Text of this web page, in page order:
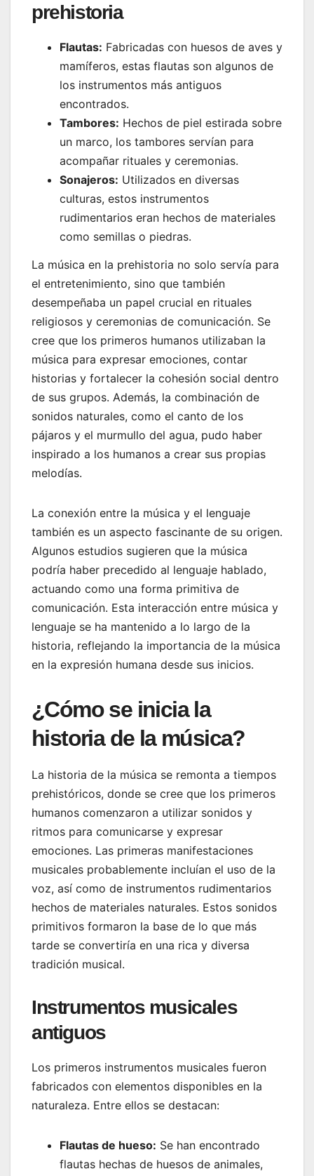
prehistoria
Flautas: Fabricadas con huesos de aves y
mamíferos, estas flautas son algunos de
los instrumentos más antiguos
encontrados.
Tambores: Hechos de piel estirada sobre
un marco, los tambores servían para
acompañar rituales y ceremonias.
Sonajeros: Utilizados en diversas
culturas, estos instrumentos
rudimentarios eran hechos de materiales
como semillas o piedras.
La música en la prehistoria no solo servía para
el entretenimiento, sino que también
desempeñaba un papel crucial en rituales
religiosos y ceremonias de comunicación. Se
cree que los primeros humanos utilizaban la
música para expresar emociones, contar
historias y fortalecer la cohesión social dentro
de sus grupos. Además, la combinación de
sonidos naturales, como el canto de los
pájaros y el murmullo del agua, pudo haber
inspirado a los humanos a crear sus propias
melodías.
La conexión entre la música y el lenguaje
también es un aspecto fascinante de su origen.
Algunos estudios sugieren que la música
podría haber precedido al lenguaje hablado,
actuando como una forma primitiva de
comunicación. Esta interacción entre música y
lenguaje se ha mantenido a lo largo de la
historia, reflejando la importancia de la música
en la expresión humana desde sus inicios.
¿Cómo se inicia la
historia de la música?
La historia de la música se remonta a tiempos
prehistóricos, donde se cree que los primeros
humanos comenzaron a utilizar sonidos y
ritmos para comunicarse y expresar
emociones. Las primeras manifestaciones
musicales probablemente incluían el uso de la
voz, así como de instrumentos rudimentarios
hechos de materiales naturales. Estos sonidos
primitivos formaron la base de lo que más
tarde se convertiría en una rica y diversa
tradición musical.
Instrumentos musicales
antiguos
Los primeros instrumentos musicales fueron
fabricados con elementos disponibles en la
naturaleza. Entre ellos se destacan:
Flautas de hueso: Se han encontrado
flautas hechas de huesos de animales,